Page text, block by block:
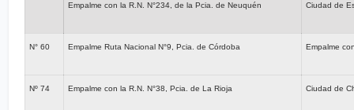
Empalme con la R.N. N°234, de la Pcia. de Neuquén Ciudad de
N° 60 Empalme Ruta Nacional N°9, Pcia. de Córdoba Empalme
Nº 74 Empalme con la R.N. N°38, Pcia. de La Rioja Ciudad de